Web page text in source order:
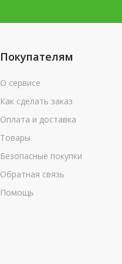
Покупателям
О сервисе
Как сделать заказ
Оплата и доставка
Товары
Безопасные покупки
Обратная связь
Помощь